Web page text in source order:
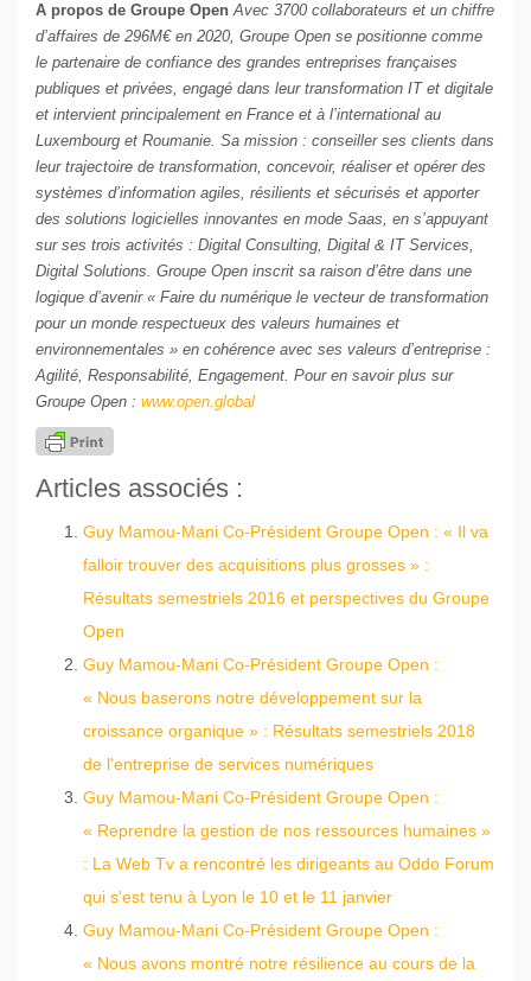
A propos de Groupe Open Avec 3700 collaborateurs et un chiffre
d’affaires de 296M€ en 2020, Groupe Open se positionne comme
le partenaire de confiance des grandes entreprises françaises
publiques et privées, engagé dans leur transformation IT et digitale
et intervient principalement en France et à l’international au
Luxembourg et Roumanie. Sa mission : conseiller ses clients dans
leur trajectoire de transformation, concevoir, réaliser et opérer des
systèmes d’information agiles, résilients et sécurisés et apporter
des solutions logicielles innovantes en mode Saas, en s’appuyant
sur ses trois activités : Digital Consulting, Digital & IT Services,
Digital Solutions. Groupe Open inscrit sa raison d’être dans une
logique d’avenir « Faire du numérique le vecteur de transformation
pour un monde respectueux des valeurs humaines et
environnementales » en cohérence avec ses valeurs d’entreprise :
Agilité, Responsabilité, Engagement. Pour en savoir plus sur
Groupe Open : www.open.global
Articles associés :
Guy Mamou-Mani Co-Président Groupe Open : « Il va
falloir trouver des acquisitions plus grosses » :
Résultats semestriels 2016 et perspectives du Groupe
Open
Guy Mamou-Mani Co-Président Groupe Open :
« Nous baserons notre développement sur la
croissance organique » : Résultats semestriels 2018
de l'entreprise de services numériques
Guy Mamou-Mani Co-Président Groupe Open :
« Reprendre la gestion de nos ressources humaines »
: La Web Tv a rencontré les dirigeants au Oddo Forum
qui s'est tenu à Lyon le 10 et le 11 janvier
Guy Mamou-Mani Co-Président Groupe Open :
« Nous avons montré notre résilience au cours de la